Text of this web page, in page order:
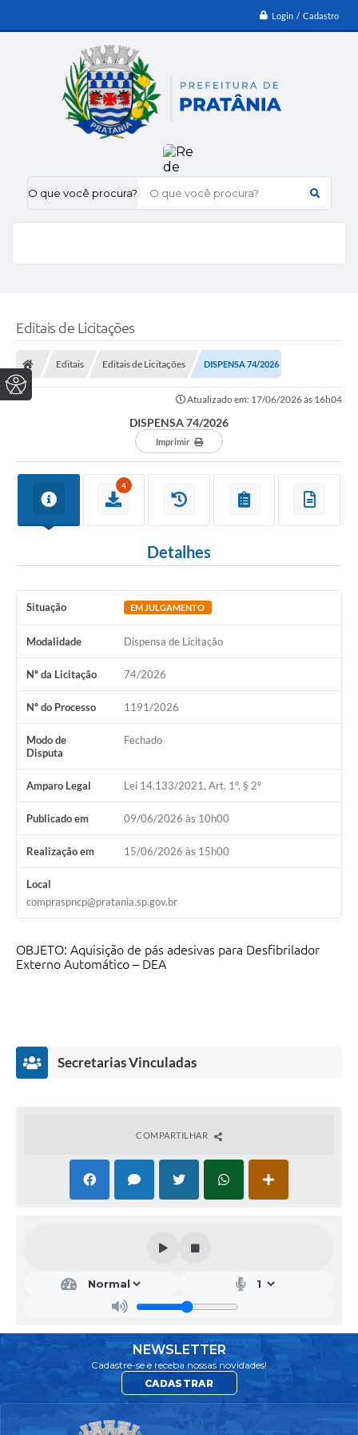
Login / Cadastro
O que você procura?
Editais de Licitações
Editais Editais de Licitações DISPENSA 74/2026
Atualizado em: 17/06/2026 às 16h04
DISPENSA 74/2026
Imprimir
4
Detalhes
Situação EM JULGAMENTO
Modalidade Dispensa de Licitação
Nº da Licitação 74/2026
Nº do Processo 1191/2026
Modo de
Disputa
Fechado
Amparo Legal Lei 14.133/2021, Art. 1º, § 2º
Publicado em 09/06/2026 às 10h00
Realização em 15/06/2026 às 15h00
Local
compraspncp@pratania.sp.gov.br
OBJETO: Aquisição de pás adesivas para Desfibrilador
Externo Automático – DEA
Secretarias Vinculadas
ETO
TO
SAÚ
ELIA
COMPARTILHAR
NEWSLETTER
Cadastre-se e receba nossas novidades!
CADASTRAR